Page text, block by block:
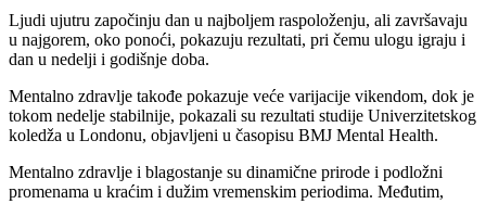
Ljudi ujutru započinju dan u najboljem raspoloženju, ali završavaju
u najgorem, oko ponoći, pokazuju rezultati, pri čemu ulogu igraju i
dan u nedelji i godišnje doba.
Mentalno zdravlje takođe pokazuje veće varijacije vikendom, dok je
tokom nedelje stabilnije, pokazali su rezultati studije Univerzitetskog
koledža u Londonu, objavljeni u časopisu BMJ Mental Health.
Mentalno zdravlje i blagostanje su dinamične prirode i podložni
promenama u kraćim i dužim vremenskim periodima. Međutim,